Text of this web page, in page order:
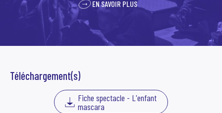
Régie lumières
Fabrice David
EN SAVOIR PLUS
Téléchargement(s)
Fiche spectacle - L'enfant
mascara